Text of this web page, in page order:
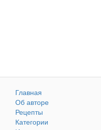
Главная
Об авторе
Рецепты
Категории